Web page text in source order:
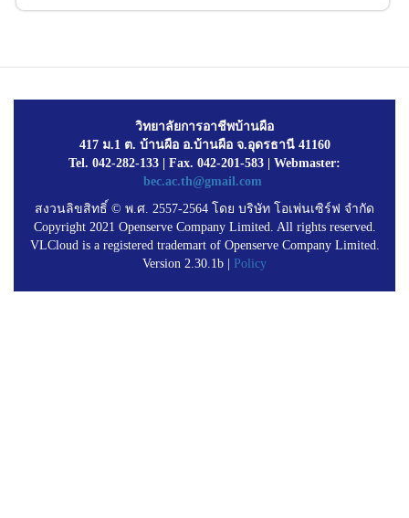
วิทยาลัยการอาชีพบ้านผือ
417 ม.1 ต. บ้านผือ อ.บ้านผือ จ.อุดรธานี 41160
Tel. 042-282-133 | Fax. 042-201-583 | Webmaster:
bec.ac.th@gmail.com
สงวนลิขสิทธิ์ © พ.ศ. 2557-2564 โดย บริษัท โอเพ่นเซิร์ฟ จำกัด
Copyright 2021 Openserve Company Limited. All rights reserved.
VLCloud is a registered trademart of Openserve Company Limited.
Version 2.30.1b | Policy